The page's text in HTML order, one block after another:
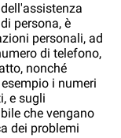
persona, è
personali, ad
di telefono,
nonché
i numeri
e sugli
che vengano
dei problemi